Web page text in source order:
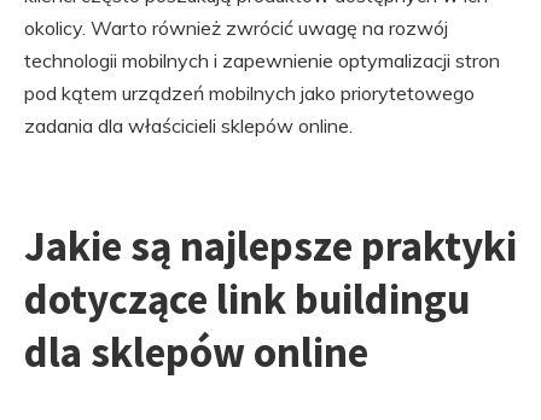
okolicy. Warto również zwrócić uwagę na rozwój
technologii mobilnych i zapewnienie optymalizacji stron
pod kątem urządzeń mobilnych jako priorytetowego
zadania dla właścicieli sklepów online.
Jakie są najlepsze praktyki
dotyczące link buildingu
dla sklepów online